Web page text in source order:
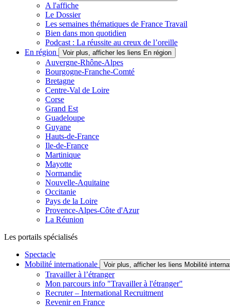
A l'affiche
Le Dossier
Les semaines thématiques de France Travail
Bien dans mon quotidien
Podcast : La réussite au creux de l’oreille
En région
Voir plus, afficher les liens En région
Auvergne-Rhône-Alpes
Bourgogne-Franche-Comté
Bretagne
Centre-Val de Loire
Corse
Grand Est
Guadeloupe
Guyane
Hauts-de-France
Ile-de-France
Martinique
Mayotte
Normandie
Nouvelle-Aquitaine
Occitanie
Pays de la Loire
Provence-Alpes-Côte d'Azur
La Réunion
Les portails spécialisés
Spectacle
Mobilité internationale
Voir plus, afficher les liens Mobilité
Travailler à l’étranger
Mon parcours info "Travailler à l'étranger"
Recruter – International Recruitment
Revenir en France